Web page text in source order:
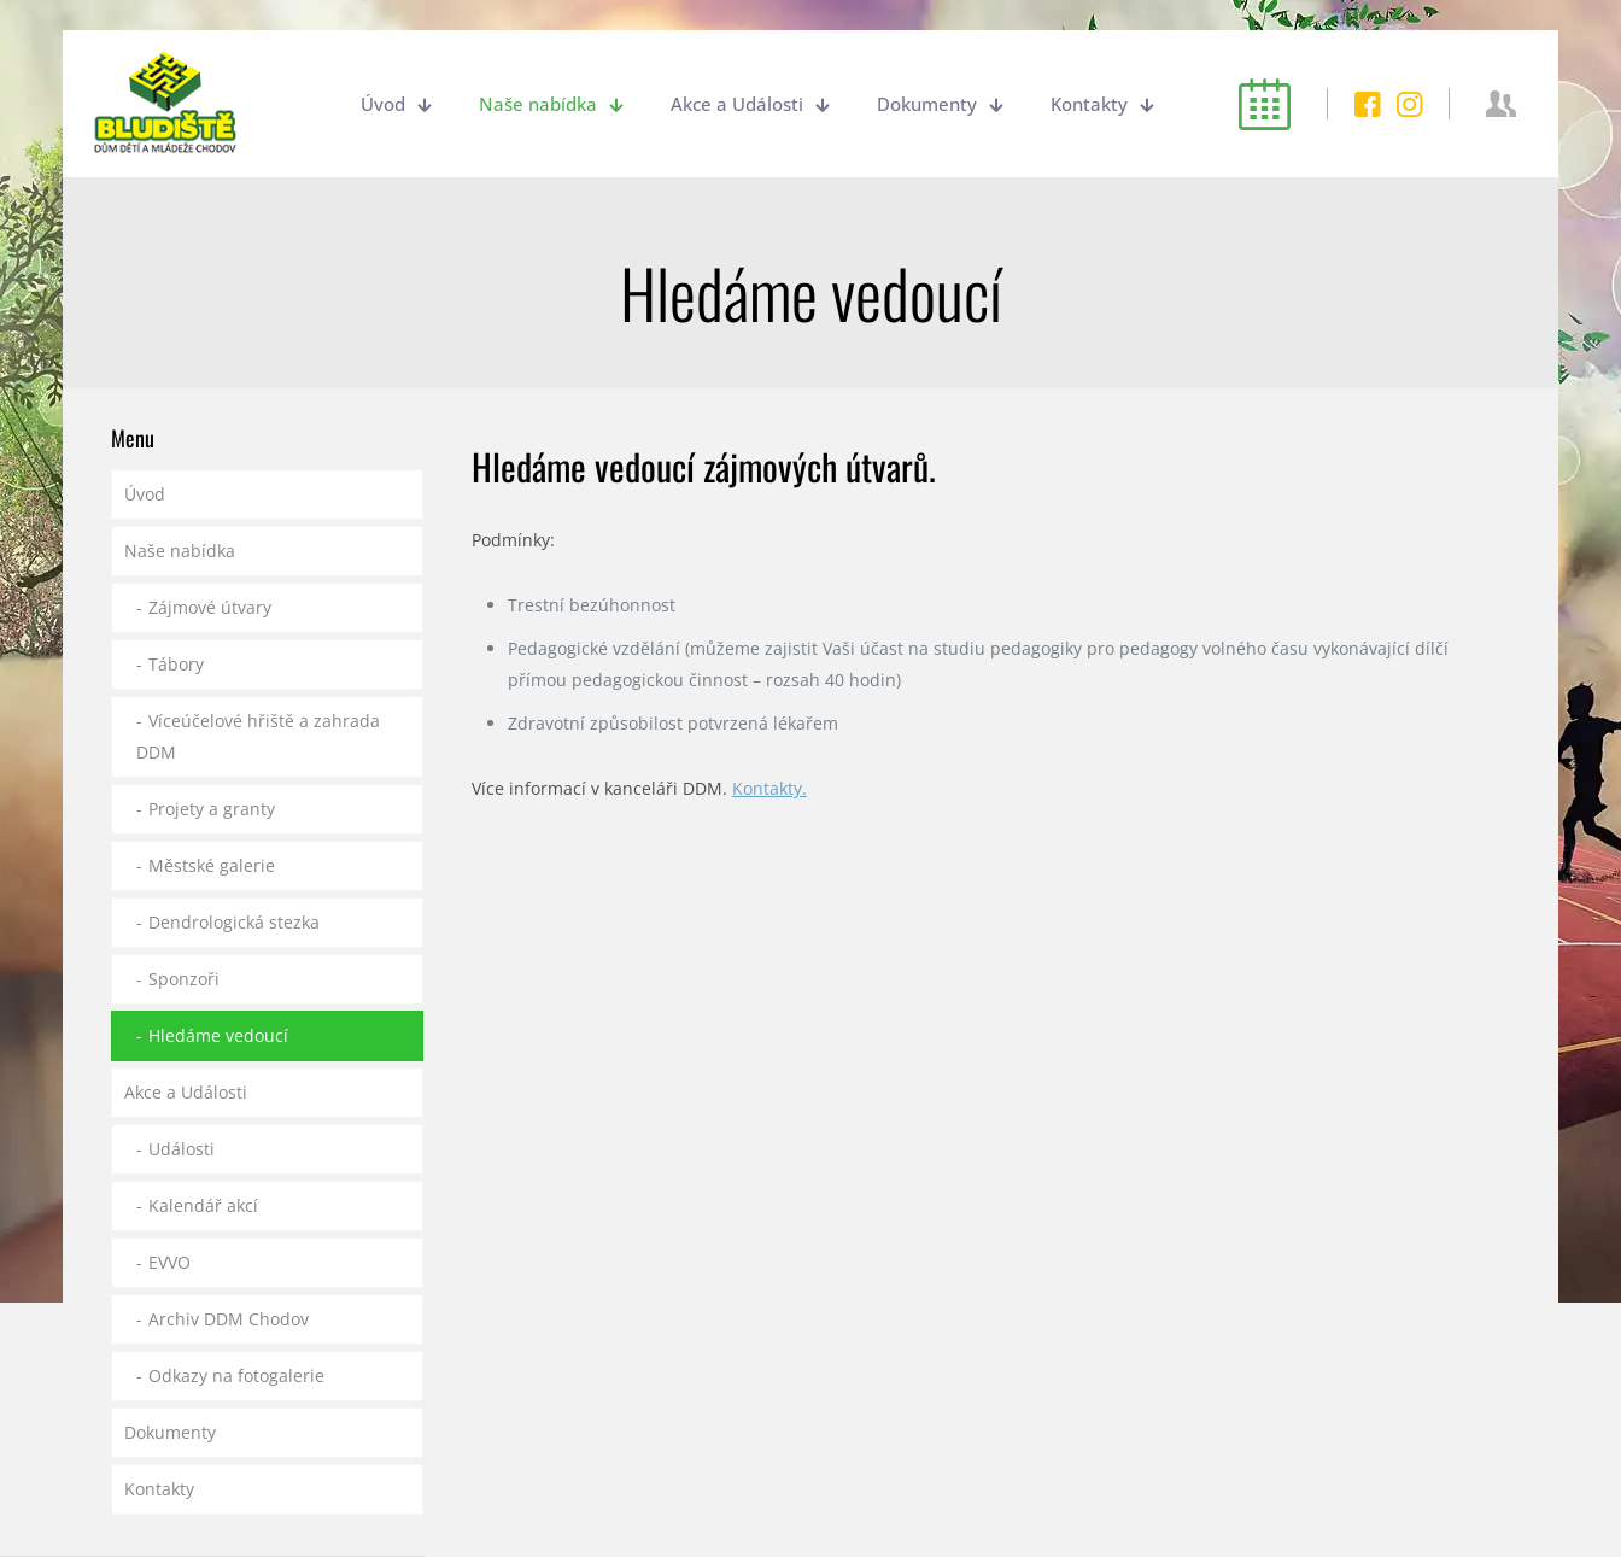
Úvod Naše nabídka Akce a Události Dokumenty Kontakty
Hledáme vedoucí
Hledáme vedoucí zájmových útvarů.
Podmínky:
Trestní bezúhonnost
Pedagogické vzdělání (můžeme zajistit Vaši účast na studiu pedagogiky pro pedagogy volného času vykonávající dílčí
přímou pedagogickou činnost – rozsah 40 hodin)
Zdravotní způsobilost potvrzená lékařem
Více informací v kanceláři DDM. Kontakty.
Menu
Úvod
Naše nabídka
Zájmové útvary
Tábory
Víceúčelové hřiště a zahrada
DDM
Projety a granty
Městské galerie
Dendrologická stezka
Sponzoři
Hledáme vedoucí
Akce a Události
Události
Kalendář akcí
EVVO
Archiv DDM Chodov
Odkazy na fotogalerie
Dokumenty
Kontakty